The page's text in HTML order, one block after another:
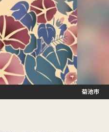
菊池市